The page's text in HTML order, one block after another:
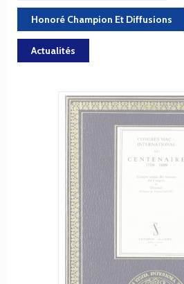
Honoré Champion Et Diffusions
Actualités